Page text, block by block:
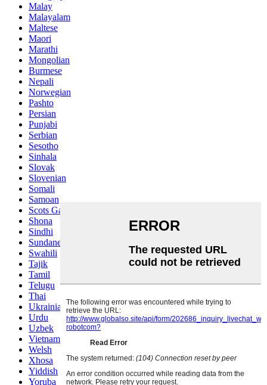
Malay
Malayalam
Maltese
Maori
Marathi
Mongolian
Burmese
Nepali
Norwegian
Pashto
Persian
Punjabi
Serbian
Sesotho
Sinhala
Slovak
Slovenian
Somali
Samoan
Scots Gaelic
Shona
Sindhi
Sundanese
Swahili
Tajik
Tamil
Telugu
Thai
Ukrainian
Urdu
Uzbek
Vietnamese
Welsh
Xhosa
Yiddish
Yoruba